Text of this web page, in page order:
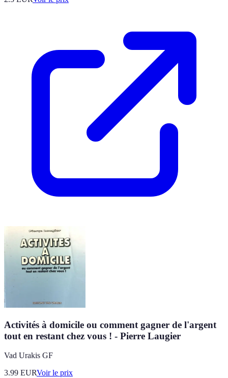
Activités à domicile ou comment gagner de l'argent
tout en restant chez vous ! - Pierre Laugier
Vad Urakis GF
3.99 EURVoir le prix